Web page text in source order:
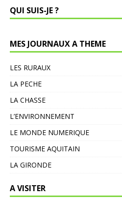
QUI SUIS-JE ?
MES JOURNAUX A THEME
LES RURAUX
LA PECHE
LA CHASSE
L’ENVIRONNEMENT
LE MONDE NUMERIQUE
TOURISME AQUITAIN
LA GIRONDE
A VISITER